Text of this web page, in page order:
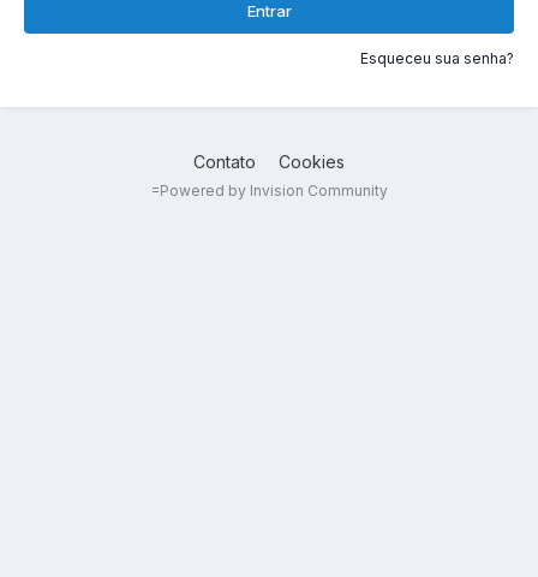
Entrar
Esqueceu sua senha?
Contato Cookies
=Powered by Invision Community